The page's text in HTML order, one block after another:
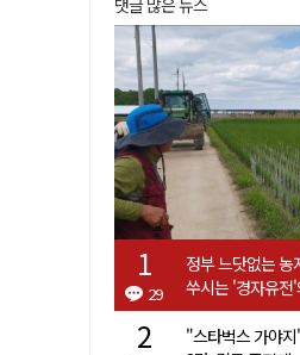
댓글 많은 뉴스
29
정부 느닷없는
쑤시는 '경자유전'
"스타벅스 가야